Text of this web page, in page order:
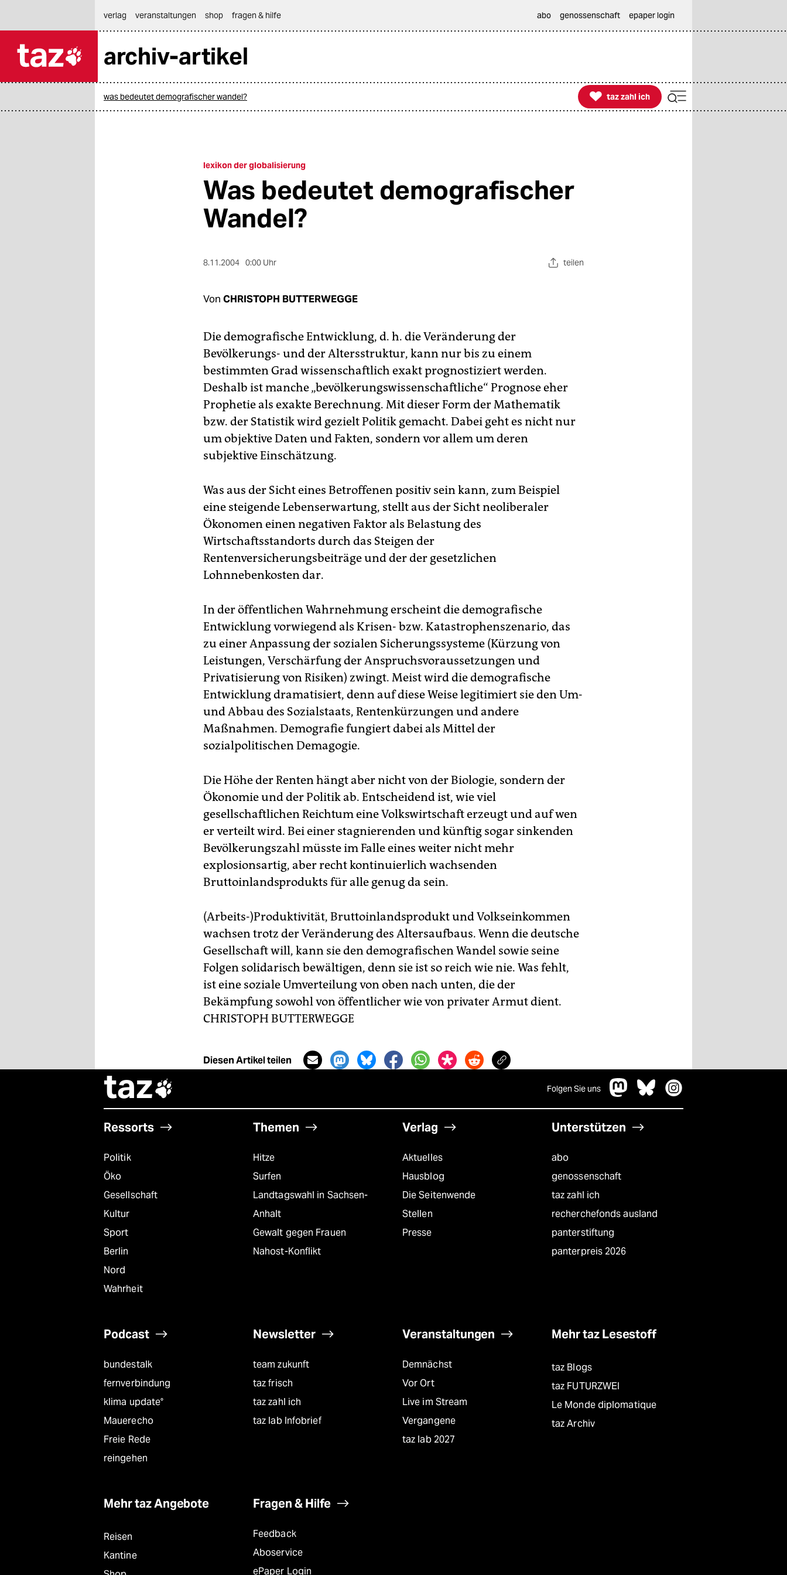
themen
verlag
veranstaltungen shop fragen & hilfe abo genossenschaft epaper login
archiv-artikel
was bedeutet demografischer wandel? 
taz zahl ich
taz zahl ich
lexikon der globalisierung
Was bedeutet demografischer
Wandel?
8.11.2004 0:00 Uhr teilen
Von CHRISTOPH BUTTERWEGGE
Die demografische Entwicklung, d. h. die Veränderung der
Bevölkerungs- und der Altersstruktur, kann nur bis zu einem
bestimmten Grad wissenschaftlich exakt prognostiziert werden.
Deshalb ist manche „bevölkerungswissenschaftliche“ Prognose eher
Prophetie als exakte Berechnung. Mit dieser Form der Mathematik
bzw. der Statistik wird gezielt Politik gemacht. Dabei geht es nicht nur
um objektive Daten und Fakten, sondern vor allem um deren
subjektive Einschätzung.
Was aus der Sicht eines Betroffenen positiv sein kann, zum Beispiel
eine steigende Lebenserwartung, stellt aus der Sicht neoliberaler
Ökonomen einen negativen Faktor als Belastung des
Wirtschaftsstandorts durch das Steigen der
Rentenversicherungsbeiträge und der der gesetzlichen
Lohnnebenkosten dar.
In der öffentlichen Wahrnehmung erscheint die demografische
Entwicklung vorwiegend als Krisen- bzw. Katastrophenszenario, das
zu einer Anpassung der sozialen Sicherungssysteme (Kürzung von
Leistungen, Verschärfung der Anspruchsvoraussetzungen und
Privatisierung von Risiken) zwingt. Meist wird die demografische
Entwicklung dramatisiert, denn auf diese Weise legitimiert sie den Um-
und Abbau des Sozialstaats, Rentenkürzungen und andere
Maßnahmen. Demografie fungiert dabei als Mittel der
sozialpolitischen Demagogie.
Die Höhe der Renten hängt aber nicht von der Biologie, sondern der
Ökonomie und der Politik ab. Entscheidend ist, wie viel
gesellschaftlichen Reichtum eine Volkswirtschaft erzeugt und auf wen
er verteilt wird. Bei einer stagnierenden und künftig sogar sinkenden
Bevölkerungszahl müsste im Falle eines weiter nicht mehr
explosionsartig, aber recht kontinuierlich wachsenden
Bruttoinlandsprodukts für alle genug da sein.
(Arbeits-)Produktivität, Bruttoinlandsprodukt und Volkseinkommen
wachsen trotz der Veränderung des Altersaufbaus. Wenn die deutsche
Gesellschaft will, kann sie den demografischen Wandel sowie seine
Folgen solidarisch bewältigen, denn sie ist so reich wie nie. Was fehlt,
ist eine soziale Umverteilung von oben nach unten, die der
Bekämpfung sowohl von öffentlicher wie von privater Armut dient.
CHRISTOPH BUTTERWEGGE
Diesen Artikel teilen
taz Folgen Sie uns
Ressorts
Politik
Öko
Gesellschaft
Kultur
Sport
Berlin
Nord
Wahrheit
Themen
Hitze
Surfen
Landtagswahl in Sachsen-
Anhalt
Gewalt gegen Frauen
Nahost-Konflikt
Verlag
Aktuelles
Hausblog
Die Seitenwende
Stellen
Presse
Unterstützen
abo
genossenschaft
taz zahl ich
recherchefonds ausland
panterstiftung
panterpreis 2026
Podcast
bundestalk
fernverbindung
klima update°
Mauerecho
Freie Rede
reingehen
Newsletter
team zukunft
taz frisch
taz zahl ich
taz lab Infobrief
Veranstaltungen
Demnächst
Vor Ort
Live im Stream
Vergangene
taz lab 2027
Mehr taz Lesestoff
taz Blogs
taz FUTURZWEI
Le Monde diplomatique
taz Archiv
Mehr taz Angebote
Reisen
Kantine
Fragen & Hilfe
Feedback
Aboservice
ePaper Login